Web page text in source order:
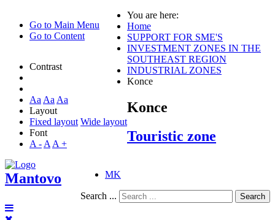
Go to Main Menu
Go to Content
Contrast
Aa Aa Aa
Layout
Fixed layout Wide layout
Font
A - A A +
MK
Search ... Search
You are here:
Home
SUPPORT FOR SME'S
INVESTMENT ZONES IN THE
SOUTHEAST REGION
INDUSTRIAL ZONES
Konce
Konce
Touristic zone
Mantovo